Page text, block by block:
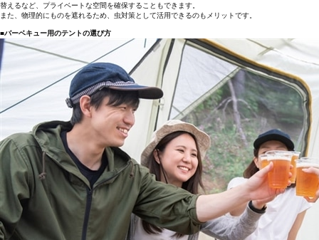
替えるなど、プライベートな空間を確保することもできます。
また、物理的にものを遮れるため、虫対策として活用できるのもメリットです。
■バーベキュー用のテントの選び方